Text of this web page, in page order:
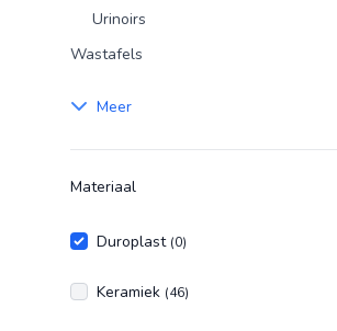
Urinoirs
Wastafels
Meer
Materiaal
Duroplast (0)
Keramiek (46)